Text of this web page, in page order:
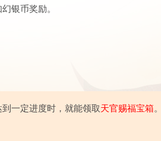
银币奖励。
一定进度时，就能领取天官赐福宝箱。